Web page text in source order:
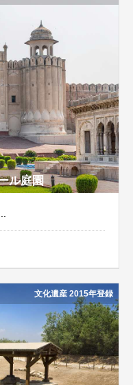
ル庭園
文化遺産 2015年登録